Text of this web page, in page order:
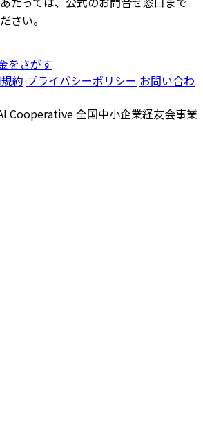
さい。
をさがす
約 プライバシーポリシー お問い合わ
Cooperative全国中小企業経友会事業